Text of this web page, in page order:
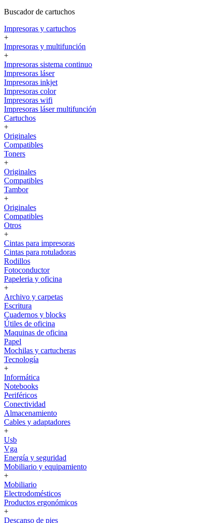
Buscador de cartuchos
Impresoras y cartuchos
+
Impresoras y multifunción
+
Impresoras sistema continuo
Impresoras láser
Impresoras inkjet
Impresoras color
Impresoras wifi
Impresoras láser multifunción
Cartuchos
+
Originales
Compatibles
Toners
+
Originales
Compatibles
Tambor
+
Originales
Compatibles
Otros
+
Cintas para impresoras
Cintas para rotuladoras
Rodillos
Fotoconductor
Papeleria y oficina
+
Archivo y carpetas
Escritura
Cuadernos y blocks
Útiles de oficina
Maquinas de oficina
Papel
Mochilas y cartucheras
Tecnología
+
Informática
Notebooks
Periféricos
Conectividad
Almacenamiento
Cables y adaptadores
+
Usb
Vga
Energía y seguridad
Mobiliario y equipamiento
+
Mobiliario
Electrodomésticos
Productos ergonómicos
+
Descanso de pies